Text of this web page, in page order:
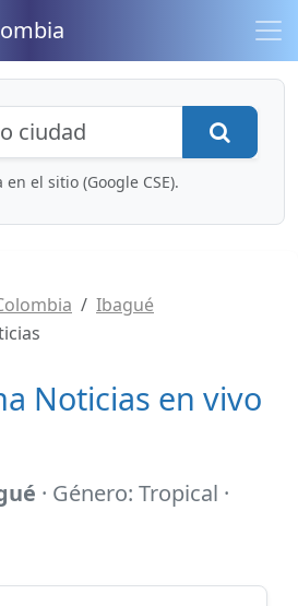
radios y contenidos
en el sitio (Google CSE).
Ibagué
Noticias en vivo
· Género: Tropical ·